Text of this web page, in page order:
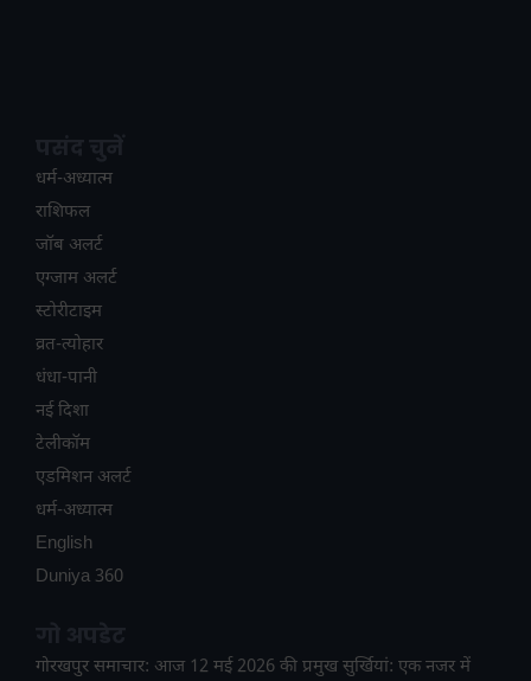
धर्म-अध्यात्म
राशिफल
जॉब अलर्ट
एग्जाम अलर्ट
स्टोरीटाइम
व्रत-त्योहार
धंधा-पानी
नई दिशा
टेलीकॉम
ए​डमिशन अलर्ट
धर्म-अध्यात्म
English
Duniya 360
गोरखपुर समाचार: आज 12 मई 2026 की प्रमुख सुर्खियां: एक नजर में